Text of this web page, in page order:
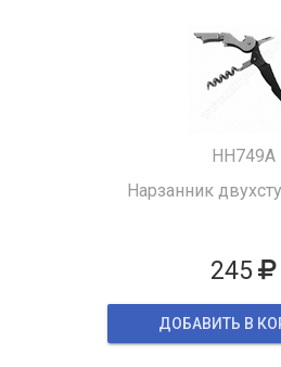
HH749A
Нарзанник
245
ДОБАВИТЬ В